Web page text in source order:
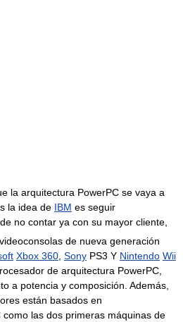
la arquitectura PowerPC se vaya a
la idea de IBM es seguir
no contar ya con su mayor cliente,
videoconsolas de nueva generación
Xbox 360 Sony PS3 Y Nintendo Wii
de arquitectura PowerPC,
a potencia y composición. Además,
están basados en
como las dos primeras máquinas de